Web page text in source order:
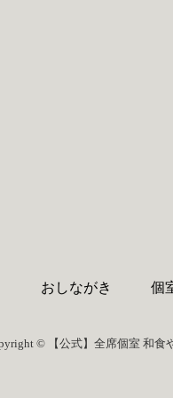
おしながき 個
© 【公式】全席個室 和食